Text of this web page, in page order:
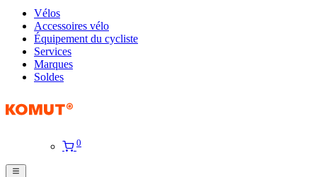
Vélos
Accessoires vélo
Équipement du cycliste
Services
Marques
Soldes
0